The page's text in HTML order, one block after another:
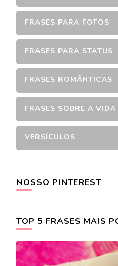
FRASES PARA FOTOS
FRASES PARA STATUS
FRASES ROMÂNTICAS
FRASES SOBRE A VIDA
VERSÍCULOS
NOSSO PINTEREST
TOP 5 FRASES MAIS